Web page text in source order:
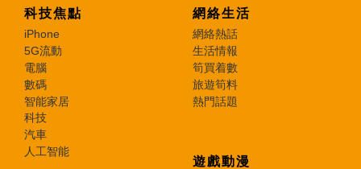
科技焦點
iPhone
5G流動
電腦
數碼
智能家居
科技
汽車
人工智能
網絡生活
網絡熱話
生活情報
筍買着數
旅遊筍料
熱門話題
遊戲動漫